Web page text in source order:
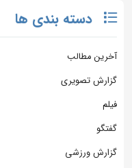
دسته بندی ها
آخرین مطالب
گزارش تصویری
فیلم
گفتگو
گزارش ورزشی